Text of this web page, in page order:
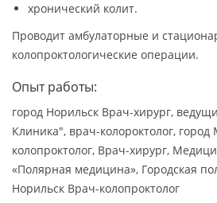
хронический колит.
Проводит амбулаторные и
колопроктологические операции.
Опыт работы:
город Норильск Врач-хирург,
Клиника", врач-колороктолог, город
колопроктолог, Врач-хирург,
«Полярная медицина», Городская
Норильск Врач-колопроктолог